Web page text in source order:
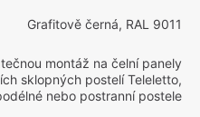
Grafitově černá, RAL 9011
montáž na čelní panely
sklopných postelí Teleletto,
nebo postranní postele